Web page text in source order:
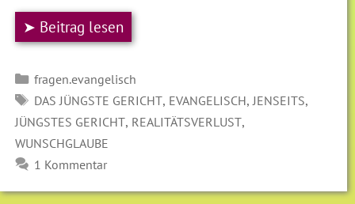
➤ Beitrag lesen
Kategorien
fragen.evangelisch
SCHLAGWÖRTER
DAS JÜNGSTE GERICHT, EVANGELISCH,JENSEITS,
JÜNGSTES GERICHT, REALITÄTSVERLUST,
WUNSCHGLAUBE
1 Kommentar